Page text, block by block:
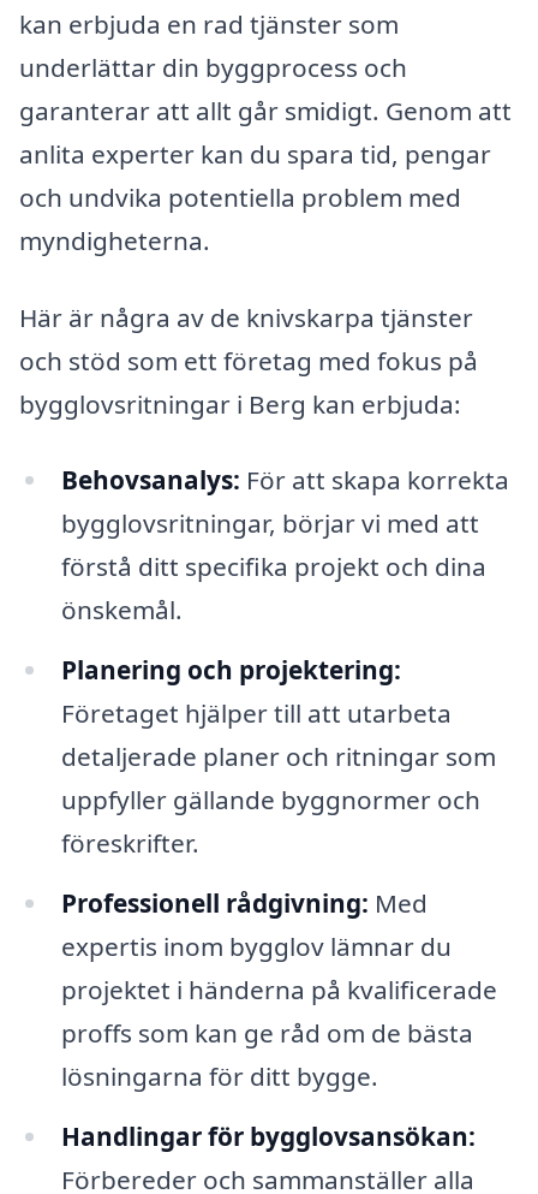
kan erbjuda en rad tjänster som
underlättar din byggprocess och
garanterar att allt går smidigt. Genom att
anlita experter kan du spara tid, pengar
och undvika potentiella problem med
myndigheterna.
Här är några av de knivskarpa tjänster
och stöd som ett företag med fokus på
bygglovsritningar i Berg kan erbjuda:
Behovsanalys: För att skapa korrekta
bygglovsritningar, börjar vi med att
förstå ditt specifika projekt och dina
önskemål.
Planering och projektering:
Företaget hjälper till att utarbeta
detaljerade planer och ritningar som
uppfyller gällande byggnormer och
föreskrifter.
Professionell rådgivning: Med
expertis inom bygglov lämnar du
projektet i händerna på kvalificerade
proffs som kan ge råd om de bästa
lösningarna för ditt bygge.
Handlingar för bygglovsansökan:
Förbereder och sammanställer alla